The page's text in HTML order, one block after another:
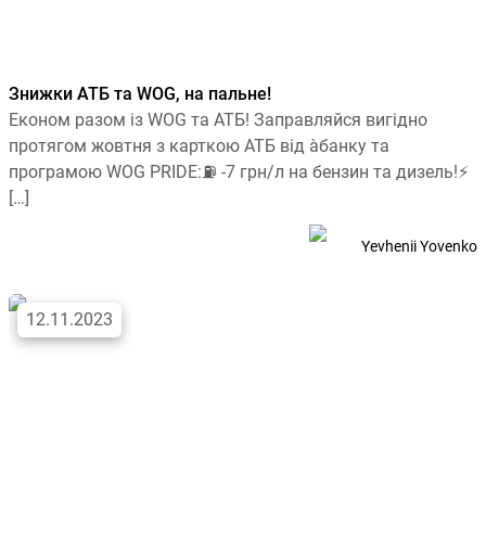
Знижки АТБ та WOG, на пальне!
Економ разом із WOG та АТБ! Заправляйся вигідно
протягом жовтня з карткою АТБ від àбанку та
програмою WOG PRIDE:⛽ -7 грн/л на бензин та дизель!⚡
[…]
Yevhenii Yovenko
12.11.2023